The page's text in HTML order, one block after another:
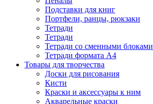
Подставки для книг
Портфели, ранцы, рюкзаки
Тетради
Тетради
Тетради со сменными блоками
Тетради формата А4
Товары для творчества
Доски для рисования
Кисти
Краски и аксессуары к ним
Акварельные краски